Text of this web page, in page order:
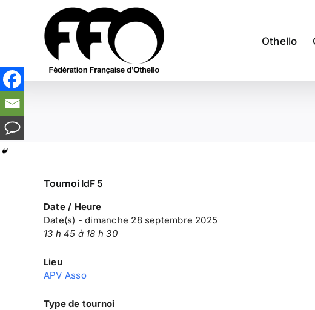
Othello
Tournoi IdF 5
Date / Heure
Date(s) - dimanche 28 septembre 2025
13 h 45 à 18 h 30
Lieu
APV Asso
Type de tournoi